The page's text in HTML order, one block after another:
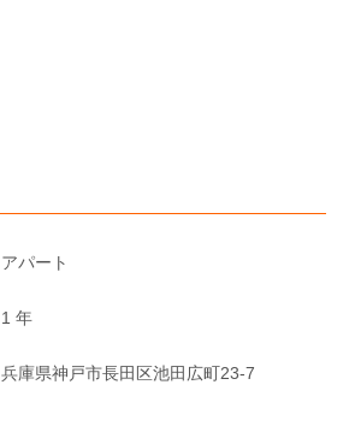
アパート
1 年
兵庫県神戸市長田区池田広町23-7